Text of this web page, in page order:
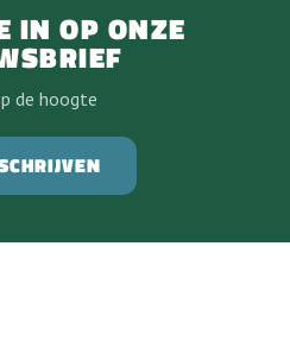
IN OP ONZE
de hoogte